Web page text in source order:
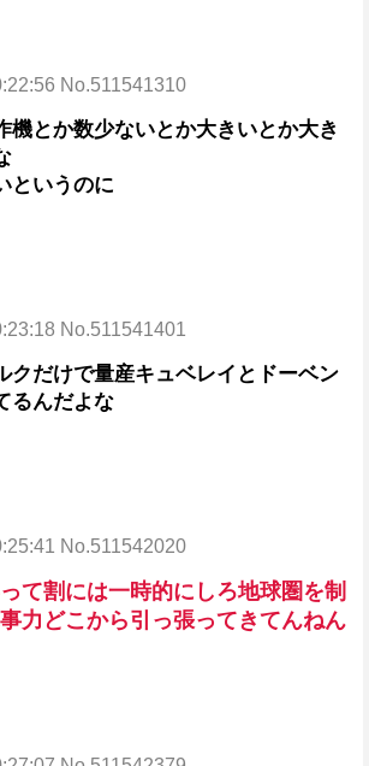
No.511541310
機とか数少ないとか大きいとか大き
というのに
No.511541401
クだけで量産キュベレイとドーベン
るんだよな
No.511542020
て割には一時的にしろ地球圏を制
力どこから引っ張ってきてんねん